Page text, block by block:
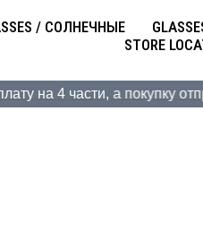
/ СОЛНЕЧНЫЕ
STORE
на 4 части, а покупку